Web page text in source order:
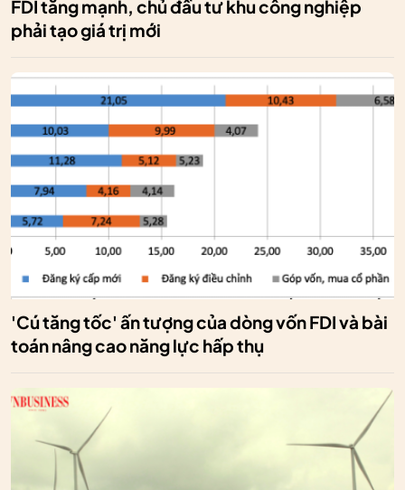
FDI tăng mạnh, chủ đầu tư khu công nghiệp
phải tạo giá trị mới
'Cú tăng tốc' ấn tượng của dòng vốn FDI và bài
toán nâng cao năng lực hấp thụ